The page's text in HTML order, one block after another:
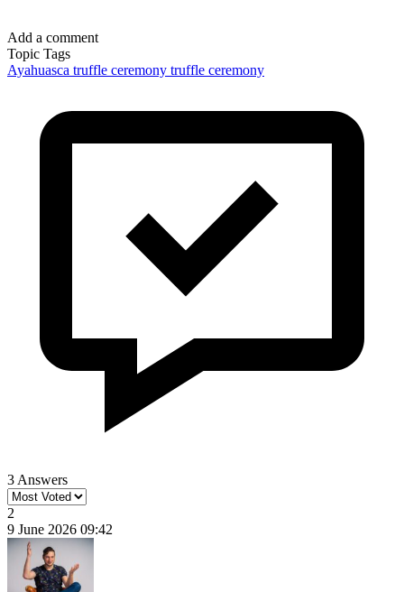
Add a comment
Topic Tags
Ayahuasca truffle ceremony truffle ceremony
3 Answers
2
9 June 2026 09:42